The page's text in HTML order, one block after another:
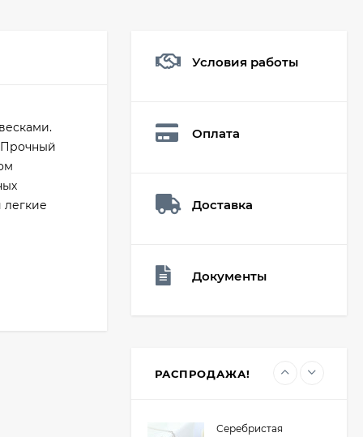
Прочный
легкие
Условия работы
Оплата
Доставка
Документы
РАСПРОДАЖА!
16,90
Мешочек (5*7см)
Серебристая